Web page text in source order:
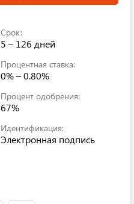
Срок:
5 – 126 дней
Процентная ставка:
0% – 0.80%
Процент одобрения:
67%
Идентификация:
Электронная подпись